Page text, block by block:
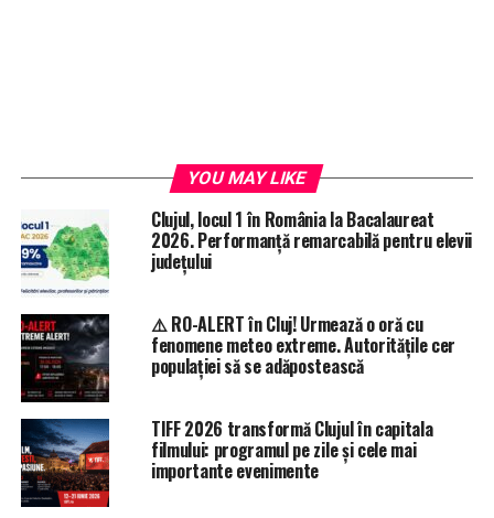
YOU MAY LIKE
Clujul, locul 1 în România la Bacalaureat
2026. Performanță remarcabilă pentru elevii
județului
⚠️ RO-ALERT în Cluj! Urmează o oră cu
fenomene meteo extreme. Autoritățile cer
populației să se adăpostească
TIFF 2026 transformă Clujul în capitala
filmului: programul pe zile și cele mai
importante evenimente